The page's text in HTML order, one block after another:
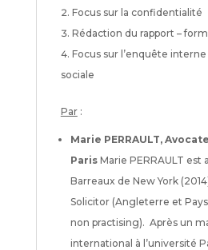
Focus sur la confidentialité
Rédaction du rapport –
Focus sur l’enquête
sociale
Par:
Marie PERRAULT,
Paris Marie PERRAULT est
Barreaux de New York
Solicitor (Angleterre et Pays
non practising). Après un
international à l’université